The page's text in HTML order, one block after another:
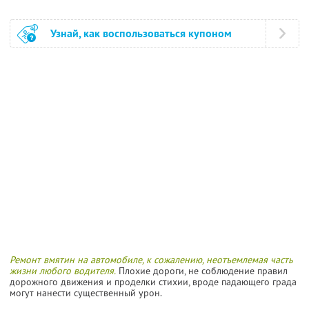
Узнай, как воспользоваться купоном
Ремонт вмятин на автомобиле, к сожалению, неотъемлемая часть
жизни любого водителя. Плохие дороги, не соблюдение правил
дорожного движения и проделки стихии, вроде падающего града
могут нанести существенный урон.